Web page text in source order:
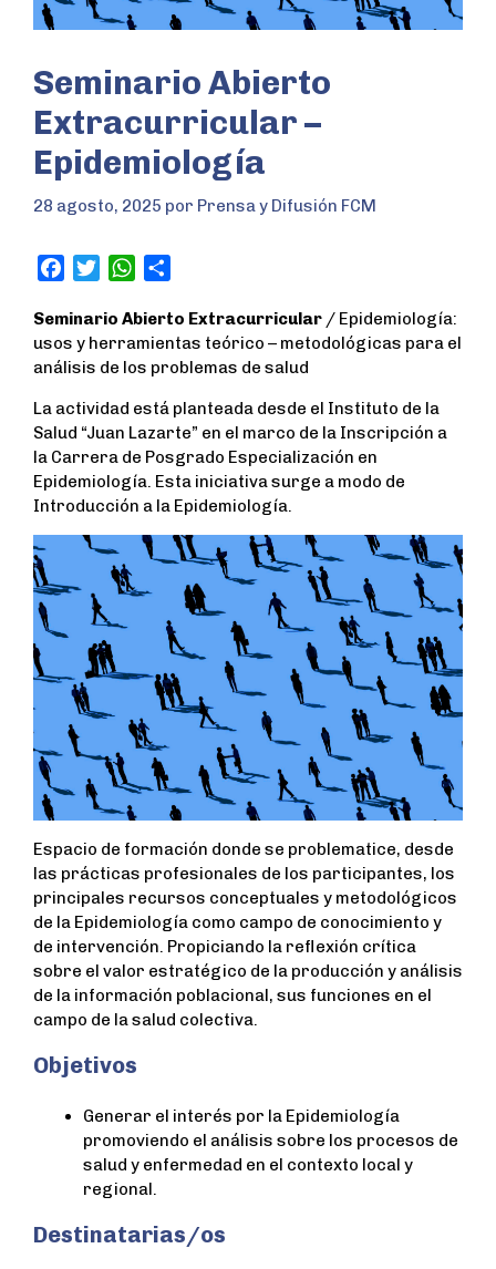
Seminario Abierto
Extracurricular –
Epidemiología
28 agosto, 2025 por Prensa y Difusión FCM
c
e
b
o
k
i
t
t
e
r
W
a
t
s
p
p
a
r
e
Seminario Abierto Extracurricular / Epidemiología:
usos y herramientas teórico – metodológicas para el
análisis de los problemas de salud
La actividad está planteada desde el Instituto de la
Salud “Juan Lazarte” en el marco de la Inscripción a
la Carrera de Posgrado Especialización en
Epidemiología. Esta iniciativa surge a modo de
Introducción a la Epidemiología.
Espacio de formación donde se problematice, desde
las prácticas profesionales de los participantes, los
principales recursos conceptuales y metodológicos
de la Epidemiología como campo de conocimiento y
de intervención. Propiciando la reflexión crítica
sobre el valor estratégico de la producción y análisis
de la información poblacional, sus funciones en el
campo de la salud colectiva.
Objetivos
Generar el interés por la Epidemiología
promoviendo el análisis sobre los procesos de
salud y enfermedad en el contexto local y
regional.
Destinatarias/os